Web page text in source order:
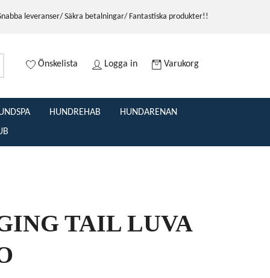
leveranser/ Säkra betalningar/ Fantastiska produkter!!
Önskelista Logga in Varukorg
HUNDREHAB
HUNDARENAN
TAIL LUVA